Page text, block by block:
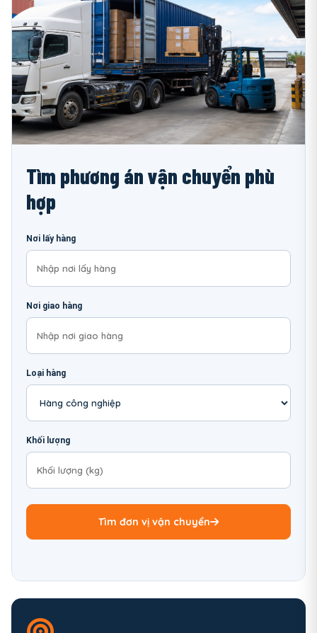
Tìm phương án vận chuyển phù
hợp
Nơi lấy hàng
Nơi giao hàng
Loại hàng
Khối lượng
Tìm đơn vị vận chuyển